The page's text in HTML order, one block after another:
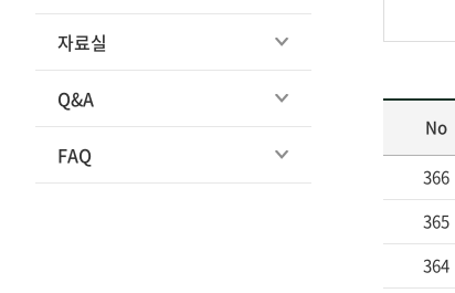
자료실
Q&A
FAQ
No
366
365
364